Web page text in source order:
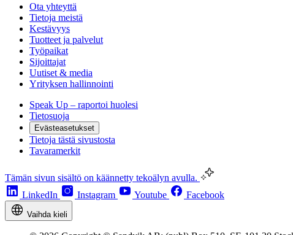
Ota yhteyttä
Tietoja meistä
Kestävyys
Tuotteet ja palvelut
Työpaikat
Sijoittajat
Uutiset & media
Yrityksen hallinnointi
Speak Up – raportoi huolesi
Tietosuoja
Evästeasetukset
Tietoja tästä sivustosta
Tavaramerkit
Tämän sivun sisältö on käännetty tekoälyn avulla.
LinkedIn
Instagram Youtube Facebook
Vaihda kieli